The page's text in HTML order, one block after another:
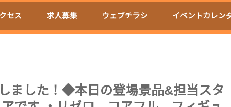
セス 求人募集 ウェブチラシ イベントカレン
ました！◆本日の登場景品&担当スタ